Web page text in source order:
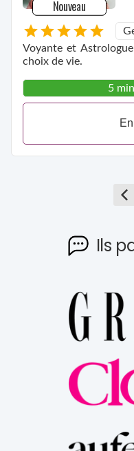
Nouveau
Voyante et
choix de vie.
5
Ils